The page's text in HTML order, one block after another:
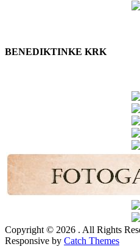
BENEDIKTINKE KRK
Copyright © 2026 . All Rights
Responsive by Catch Themes